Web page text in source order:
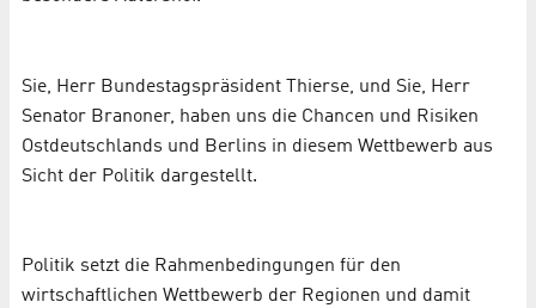
Sie, Herr Bundestagspräsident Thierse, und Sie, Herr
Senator Branoner, haben uns die Chancen und Risiken
Ostdeutschlands und Berlins in diesem Wettbewerb aus
Sicht der Politik dargestellt.
Politik setzt die Rahmenbedingungen für den
wirtschaftlichen Wettbewerb der Regionen und damit